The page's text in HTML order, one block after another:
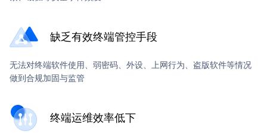
缺乏有效终端管控手段
无法对终端软件使用、弱密码、外设、上网行为、盗版软件等情况
做到合规加固与监管
终端运维效率低下